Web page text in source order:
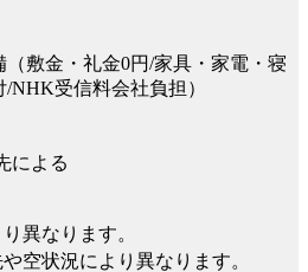
（敷金・礼金0円/家具・家電・寝
NHK受信料会社負担）
による
異なります。
空状況により異なります。